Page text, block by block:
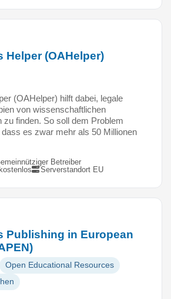
Helper (OAHelper)
(OAHelper) hilft dabei, legale
von wissenschaftlichen
zu finden. So soll dem Problem
es zwar mehr als 50 Millionen
Betreiber
Serverstandort EU
Publishing in European
Open Educational Resources